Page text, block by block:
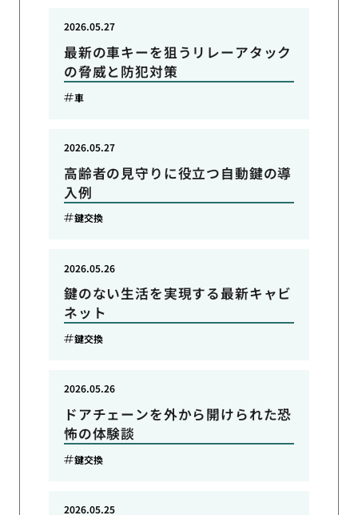
最新の車キーを狙うリレーアタック
の脅威と防犯対策
2026.05.27
車
高齢者の見守りに役立つ自動鍵の導
入例
2026.05.27
鍵交換
鍵のない生活を実現する最新キャビ
ネット
2026.05.26
鍵交換
ドアチェーンを外から開けられた恐
怖の体験談
2026.05.26
鍵交換
2026.05.25